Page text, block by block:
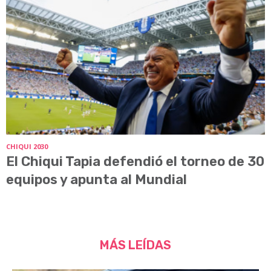
CHIQUI 2030
El Chiqui Tapia defendió el torneo de 30
equipos y apunta al Mundial
MÁS LEÍDAS